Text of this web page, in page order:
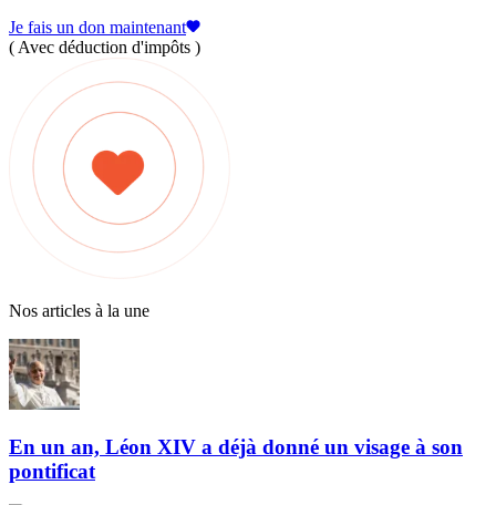
Je fais un don maintenant
( Avec déduction d'impôts )
Nos articles à la une
En un an, Léon XIV a déjà donné un visage à son
pontificat